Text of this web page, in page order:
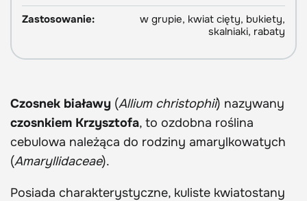
Zastosowanie:
w grupie, kwiat cięty, bukiety,
skalniaki, rabaty
Czosnek białawy (Allium christophii) nazywany
czosnkiem Krzysztofa, to ozdobna roślina
cebulowa należąca do rodziny amarylkowatych
(Amaryllidaceae).
Posiada charakterystyczne, kuliste kwiatostany